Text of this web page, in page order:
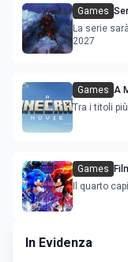
Games
La serie
2027
Games A
Tra i titoli
Games
Il quarto
In Evidenza